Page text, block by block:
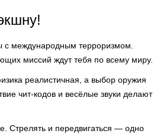
с международным терроризмом.
миссий ждут тебя по всему миру.
реалистичная, а выбор оружия
чит-кодов и весёлые звуки делают
Стрелять и передвигаться — одно